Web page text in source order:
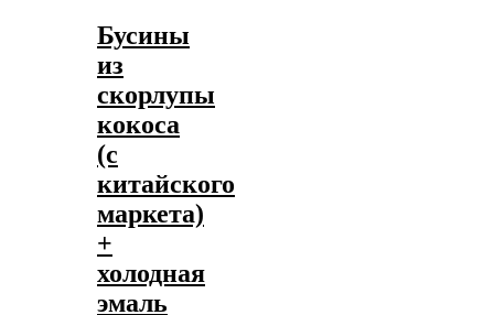
Бусины
из
скорлупы
кокоса
(с
китайского
маркета)
+
холодная
эмаль